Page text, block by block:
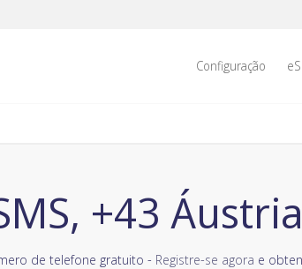
Configuração
+43 Áustria
de telefone gratuito - Registre-se agora e